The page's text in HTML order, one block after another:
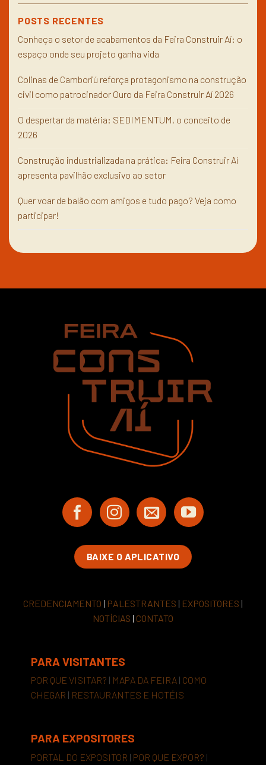
POSTS RECENTES
Conheça o setor de acabamentos da Feira Construir Aí: o
espaço onde seu projeto ganha vida
Colinas de Camboriú reforça protagonismo na construção
civil como patrocinador Ouro da Feira Construir Aí 2026
O despertar da matéria: SEDIMENTUM, o conceito de
2026
Construção industrializada na prática: Feira Construir Aí
apresenta pavilhão exclusivo ao setor
Quer voar de balão com amigos e tudo pago? Veja como
participar!
BAIXE O APLICATIVO
CREDENCIAMENTO | PALESTRANTES | EXPOSITORES |
NOTÍCIAS | CONTATO
PARA VISITANTES
POR QUE VISITAR? | MAPA DA FEIRA | COMO
CHEGAR | RESTAURANTES E HOTÉIS
PARA EXPOSITORES
PORTAL DO EXPOSITOR | POR QUE EXPOR? |